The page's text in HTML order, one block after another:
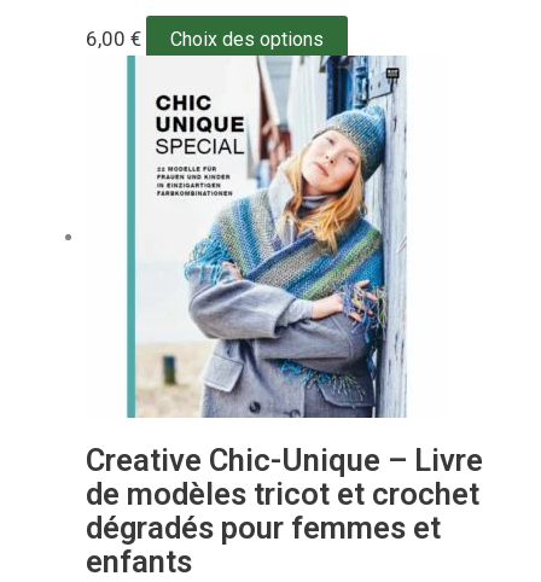
6,00 € Choix des options
Creative Chic-Unique – Livre
de modèles tricot et crochet
dégradés pour femmes et
enfants